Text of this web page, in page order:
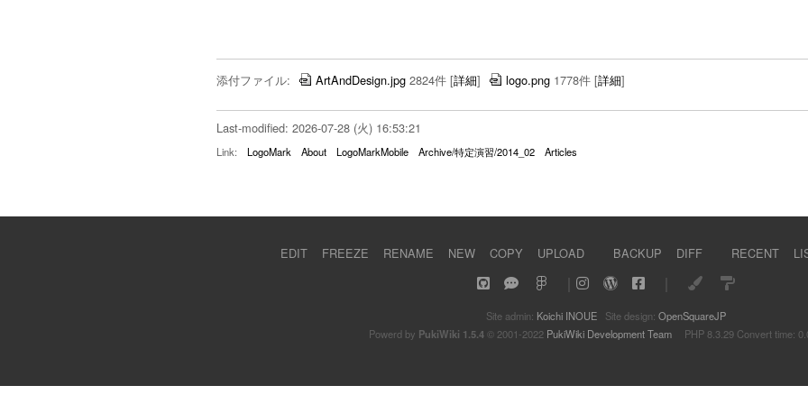
添付ファイル: ArtAndDesign.jpg 2824件 [詳細] logo.png 1778件 [詳細]
Last-modified: 2026-07-28 (火) 16:53:21
Link: LogoMark About LogoMarkMobile Archive/特定演習/2014_02 Articles
EDIT FREEZE RENAME NEW COPY UPLOAD BACKUP DIFF RECENT
Site admin: Koichi INOUE Site design: OpenSquareJP
Powerd by PukiWiki 1.5.4© 2001-2022 PukiWiki Development TeamPHP 8.3.29 Convert time: